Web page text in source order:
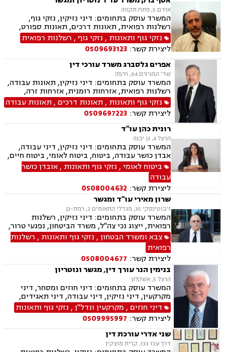
תאונות דרכים ותאונות עבודה.
אודם 5, פתח תקווה
המשרד עוסק בתחומים: דיני נזיקין, נזקי גוף,
רשלנות רפואית, תאונות דרכים, תאונות ספורט,
תאונות עבודה, אבדן כושר עבודה , ביטוח לאומי,
ביטוח חיים , ביטוח סיעודי , דיני ביטוח, נוטריון, נכי
צה"ל, תאונות תלמידים ותאונות עקב רשלנות.
נזקי גוף ותאונות , נזקי גוף , רשלנות רפואית
ליצירת קשר: 0509693123
אפרים גלסברג משרד עורכי דין
שד' המגינים 64, חיפה
המשרד עוסק בתחומים: דיני נזיקין, תאונות עבודה,
רשלנות רפואית, אזרחות רומנית, אזרחות זרה,
ביטוח לאומי, משפט אזרחי, תאונות דרכים.
נזקי גוף ותאונות , תאונות דרכים , תאונות עבודה
ליצירת קשר: 0509697223
רונית כהן עו"ד
הרצל 4, גן יבנה
המשרד עוסק בתחומים: דיני נזיקין, דיני עבודה,
אבדן כושר עבודה, ביטוח, ביטוח לאומי, ביטוח חיים,
ביטוח סיעודי, נהיגה בשיכרות, תאונות ספורט,
תאונות דרכים, ירושות וצוואות, מגשרים, רשויות
מקומיות וזכויות רפואיות.
ביטוח לאומי, נזקי גוף ותאונות ,אובדן כושר
עבודה
ליצירת קשר: 0508004632
שרון מאירי עו"ד ומגשר
ז'בוטינסקי 35, מגדלי התאומים 2, רמת-גן
המשרד עוסק בתחומים: דיני נזיקין, רשלנות
רפואית, ייצוג נכי צה"ל, משרד הביטחון, נפגעי טרור,
דיני צבא ובטחון, ליטיגציה, גישור ובוררויות, תאונות
דרכים, תאונות עבודה.
צבא ומשרד הבטחון, נזקי גוף ותאונות , רשלנות
רפואית
ליצירת קשר: 0508004677
בנימין הנר עורך דין, מגשר ונוטריון
הרצל 5, אשקלון
המשרד עוסק בתחומים: דיני חוזים ומסחר, דיני
מקרקעין, דיני נזיקין, דיני עבודה, דיני תאגידים,
הוצאה לפועל, סדר דין אזרחי וראיות, עבירות מס
כלכליות, עסקאות מכר דירה, ליקויי בנייה, מגשרים,
מיסוי נדל"ן, מסים, נדל"ן, פינוי מושכר, ליטיגציה,
ירושות וצוואות, אבדן כושר עבודה, בוררים, ביטוח
לאומי, גישור במשפחה, גישור ובוררויות, דיני
פשיטות רגל, הסכמי ממון, תאונות דרכים, תעבורה,
דיני חוזים , מקרקעין ונדל"ן, נזקי גוף ותאונות
ליצירת קשר: 0509995997
שני אדרי עורכת דין
דרך עכו 133, קרית מוצקין